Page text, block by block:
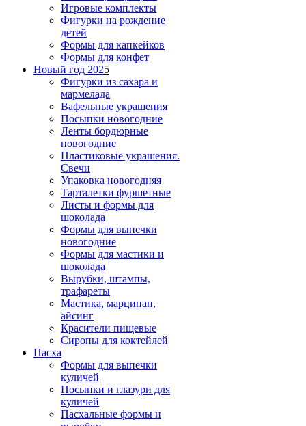
Игровые комплекты
Фигурки на рождение
детей
Формы для капкейков
Формы для конфет
Новый год 2025
Фигурки из сахара и
мармелада
Вафельные украшения
Посыпки новогодние
Ленты бордюрные
новогодние
Пластиковые украшения.
Свечи
Упаковка новогодняя
Тарталетки фуршетные
Листы и формы для
шоколада
Формы для выпечки
новогодние
Формы для мастики и
шоколада
Вырубки, штампы,
трафареты
Мастика, марципан,
айсинг
Красители пищевые
Сиропы для коктейлей
Пасха
Формы для выпечки
куличей
Посыпки и глазури для
куличей
Пасхальные формы и